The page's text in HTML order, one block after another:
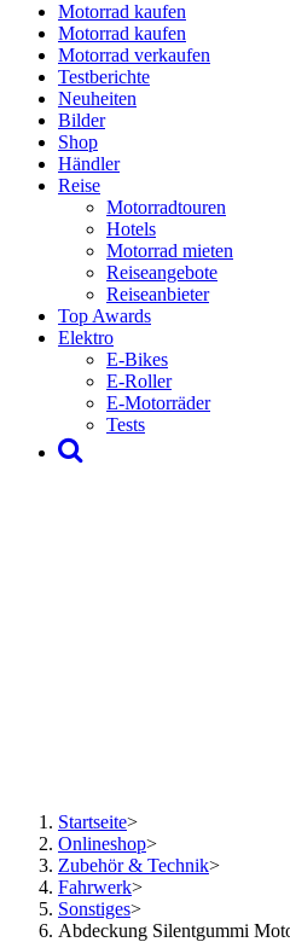
Motorrad kaufen
Motorrad kaufen
Motorrad verkaufen
Testberichte
Neuheiten
Bilder
Shop
Händler
Reise
Motorradtouren
Hotels
Motorrad mieten
Reiseangebote
Reiseanbieter
Top Awards
Elektro
E-Bikes
E-Roller
E-Motorräder
Tests
Startseite>
Onlineshop>
Zubehör & Technik>
Fahrwerk>
Sonstiges>
Abdeckung Silentgummi